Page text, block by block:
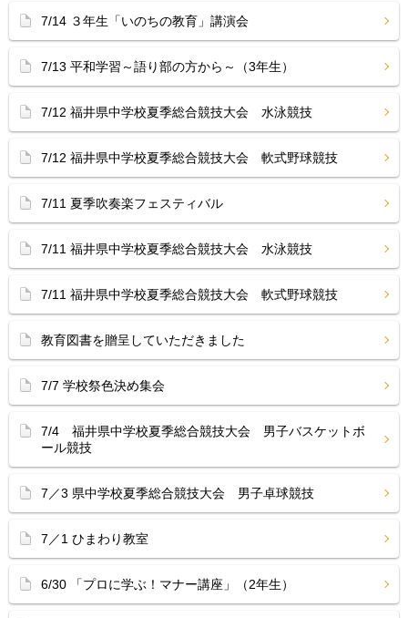
7/14 ３年生「いのちの教育」講演会
7/13 平和学習～語り部の方から～（3年生）
7/12 福井県中学校夏季総合競技大会 水泳競技
7/12 福井県中学校夏季総合競技大会 軟式野球競技
7/11 夏季吹奏楽フェスティバル
7/11 福井県中学校夏季総合競技大会 水泳競技
7/11 福井県中学校夏季総合競技大会 軟式野球競技
教育図書を贈呈していただきました
7/7 学校祭色決め集会
7/4 福井県中学校夏季総合競技大会 男子バスケットボ
ール競技
7／3 県中学校夏季総合競技大会 男子卓球競技
7／1 ひまわり教室
6/30 「プロに学ぶ！マナー講座」（2年生）